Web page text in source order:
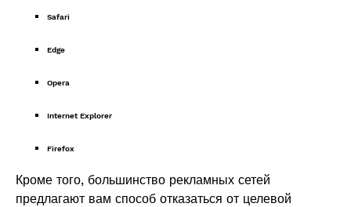
Safari
Edge
Opera
Internet Explorer
Firefox
Кроме того, большинство рекламных сетей
предлагают вам способ отказаться от целевой